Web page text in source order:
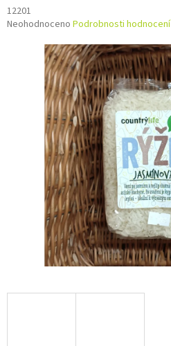
12201
Průměrné
hvězdiček.
Neohodnoceno Podrobnosti hodnocení